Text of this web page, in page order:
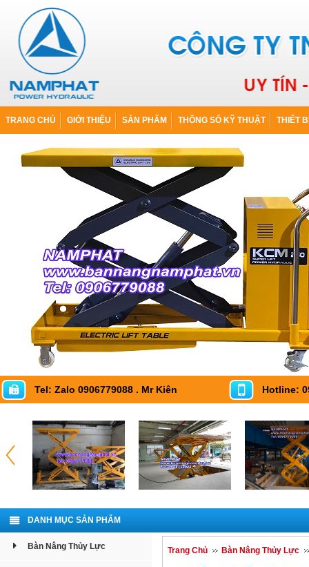
TRANG CHỦ GIỚI THIỆU SẢN PHẨM THÔNG SỐ KỸ THUẬT THIẾT
Tel: Zalo 0906779088 . Mr Kiên Hotline:
DANH MỤC SẢN PHẨM
Bàn Nâng Thủy Lực Trang Chủ Bàn Nâng Thủy Lực